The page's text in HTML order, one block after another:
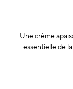
Une crème
essentielle de